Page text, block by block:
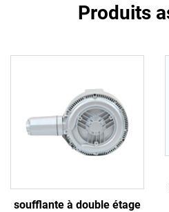
Produits
soufflante à double étage